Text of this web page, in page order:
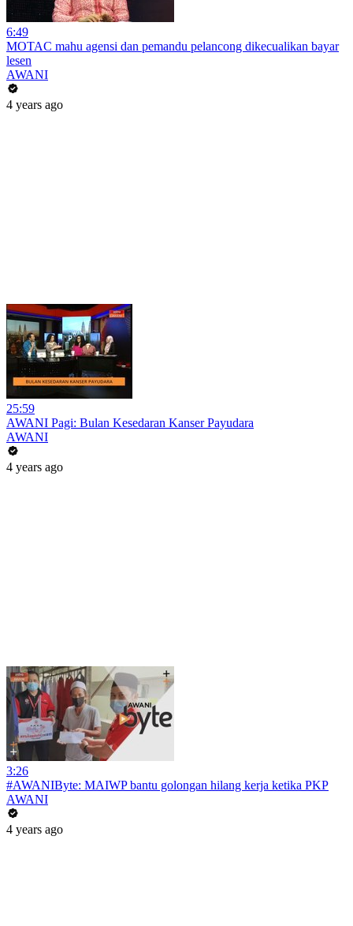
6:49
MOTAC mahu agensi dan pemandu pelancong dikecualikan bayar
lesen
AWANI
4 years ago
25:59
AWANI Pagi: Bulan Kesedaran Kanser Payudara
AWANI
4 years ago
3:26
#AWANIByte: MAIWP bantu golongan hilang kerja ketika PKP
AWANI
4 years ago